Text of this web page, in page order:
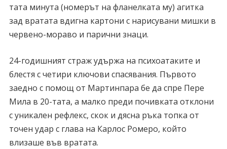
тата минута (номерът на фланелката му) агитка
зад вратата вдигна картони с нарисувани мишки в
червено-мораво и парични знаци.
24-годишният страж удържа на психоатаките и
блестя с четири ключови спасявания. Първото
заедно с помощ от Мартинпара бе да спре Пере
Мила в 20-тата, а малко преди почивката отклони
с уникален рефлекс, скок и дясна ръка топка от
точен удар с глава на Карлос Ромеро, който
влизаше във вратата.